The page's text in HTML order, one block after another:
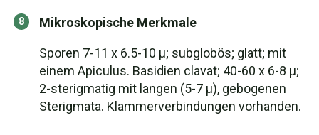
Mikroskopische Merkmale
Sporen 7-11 x 6.5-10 µ; subglobös; glatt; mit
einem Apiculus. Basidien clavat; 40-60 x 6-8 µ;
2-sterigmatig mit langen (5-7 µ), gebogenen
Sterigmata. Klammerverbindungen vorhanden.